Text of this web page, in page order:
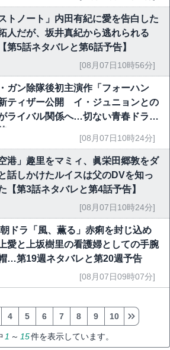
ストノート」内田有紀に愛を告白した
人だが、坂井真紀から逃れられる
第5話ネタバレと第6話予告】
[08月07日10時56分]
ガン除隊後初主演作「フォーハン
ティザー公開 イ・ジュニョンとの
ライバル関係へ…切ない青春ドラマ
[08月07日10時24分]
空港」趣里をマミィ、眞栄田郷敦をダ
話しかけたルイスは父のDVを知っ
【第3話ネタバレと第4話予告】
[08月07日10時24分]
ドラ「風、薫る」赤痢を封じ込め
愛と上坂樹里の看護婦としての手腕
…第19週ネタバレと第20週予告
[08月07日09時07分]
1 ～ 15件を表示しています。
4 5 6 7 8 9 10